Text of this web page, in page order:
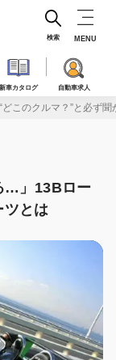
新車カタログ 自動車求人
検索 MENU
“どこのクルマ？”と必ず
…」13Bロー
ツとは